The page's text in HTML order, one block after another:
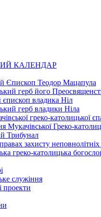
КАЛЕНДАР
Єпископ Теодор Мацапула
герб його
владика Ніл
герб владики Ніла
греко-католицької
Мукачівської Греко-
Трибунал
захисту
греко-католицька
служіння
проекти